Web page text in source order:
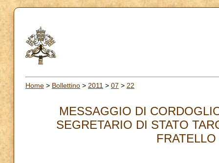
Home > Bollettino > 2011 > 07 > 22
MESSAGGIO DI
SEGRETARIO DI STATO